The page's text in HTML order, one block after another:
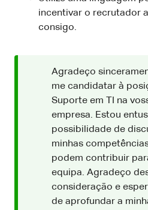
incentivar o recrutador
consigo.
Agradeço
me candidatar à
Suporte em TI na
empresa. Estou
possibilidade de
minhas
podem contribuir
equipa. Agradeço
consideração e
de aprofundar a